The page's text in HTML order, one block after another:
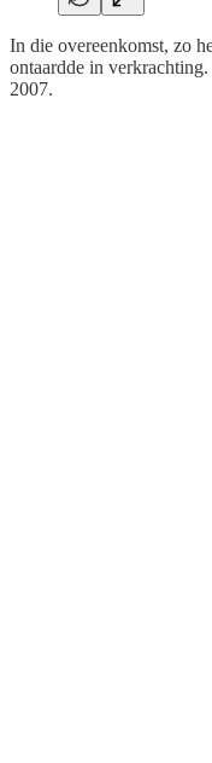
In die overeenkomst, zo
ontaardde in
2007.